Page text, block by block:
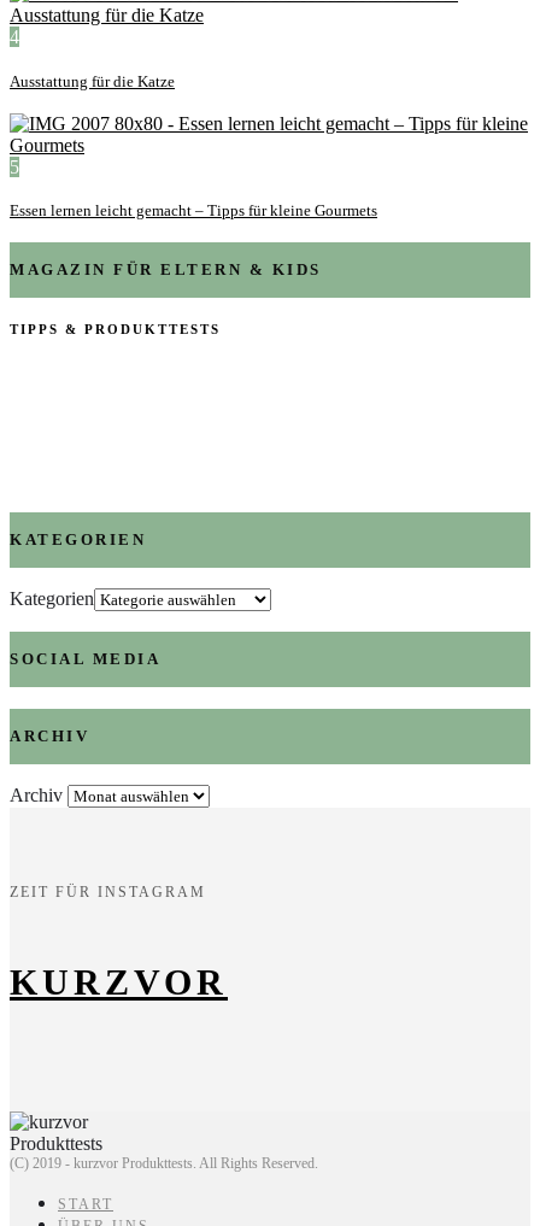
4
Ausstattung für die Katze
5
Essen lernen leicht gemacht – Tipps für kleine Gourmets
MAGAZIN FÜR ELTERN & KIDS
TIPPS & PRODUKTTESTS
KATEGORIEN
Kategorien
SOCIAL MEDIA
ARCHIV
Archiv
ZEIT FÜR INSTAGRAM
KURZVOR
(C) 2019 - kurzvor Produkttests. All Rights Reserved.
START